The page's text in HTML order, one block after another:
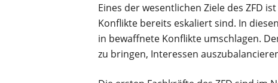
Eines der wesentlichen Ziele des ZFD
Konflikte bereits eskaliert sind. In
in bewaffnete Konflikte umschlagen.
zu bringen, Interessen